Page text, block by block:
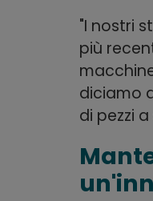
"I nostri
più
diciamo
di pezzi